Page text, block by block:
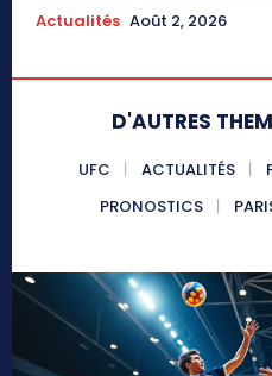
Actualités Août 2, 2026
D'AUTRES
UFC ACTUALITÉS
PRONOSTICS